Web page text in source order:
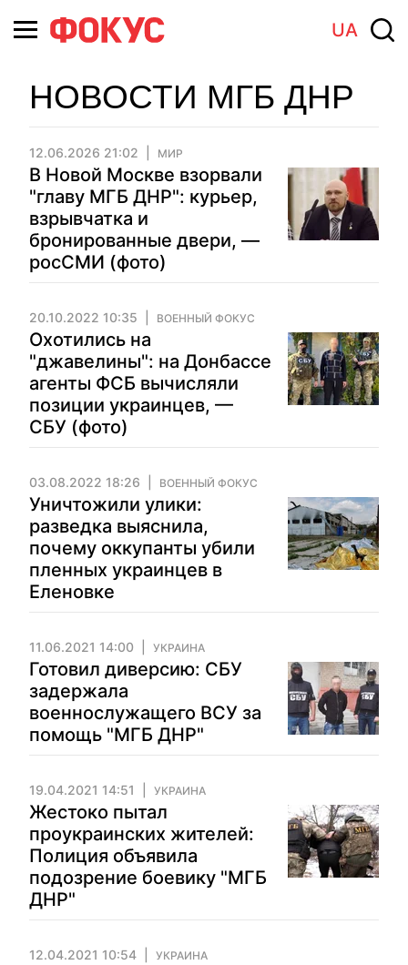
UA
НОВОСТИ МГБ ДНР
12.06.2026 21:02 МИР
В Новой Москве взорвали
"главу МГБ ДНР": курьер,
взрывчатка и
бронированные двери, —
росСМИ (фото)
20.10.2022 10:35 ВОЕННЫЙ ФОКУС
Охотились на
"джавелины": на Донбассе
агенты ФСБ вычисляли
позиции украинцев, —
СБУ (фото)
03.08.2022 18:26 ВОЕННЫЙ ФОКУС
Уничтожили улики:
разведка выяснила,
почему оккупанты убили
пленных украинцев в
Еленовке
11.06.2021 14:00 УКРАИНА
Готовил диверсию: СБУ
задержала
военнослужащего ВСУ за
помощь "МГБ ДНР"
19.04.2021 14:51 УКРАИНА
Жестоко пытал
проукраинских жителей:
Полиция объявила
подозрение боевику "МГБ
ДНР"
12.04.2021 10:54 УКРАИНА